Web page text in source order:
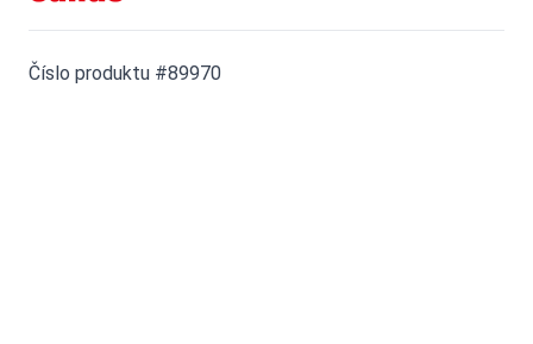
Číslo produktu #89970